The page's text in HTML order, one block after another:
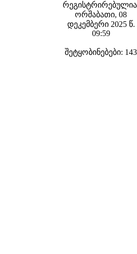
ორშაბათი, 08
დეკემბერი 2025 წ.
09:59
შეტყობინებები: 143